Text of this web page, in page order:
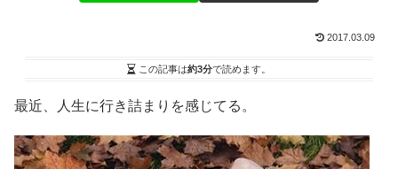
2017.03.09
この記事は約3分で読めます。
最近、人生に行き詰まりを感じてる。